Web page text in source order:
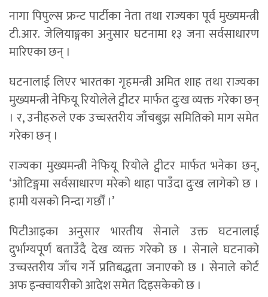
नागा पिपुल्स फ्रन्ट पार्टीका नेता तथा राज्यका पूर्व मुख्यमन्त्री
टी.आर. जेलियाङ्गका अनुसार घटनामा १३ जना सर्वसाधारण
मारिएका छन् ।
घटनालाई लिएर भारतका गृहमन्त्री अमित शाह तथा राज्यका
मुख्यमन्त्री नेफियू रियोलेले ट्वीटर मार्फत दुःख व्यक्त गरेका छन्
। र, उनीहरुले एक उच्चस्तरीय जाँचबुझ समितिको माग समेत
गरेका छन् ।
राज्यका मुख्यमन्त्री नेफियू रियोले ट्वीटर मार्फत भनेका छन्,
‘ओटिङ्गमा सर्वसाधारण मरेको थाहा पाउँदा दुःख लागेको छ ।
हामी यसको निन्दा गर्छौं ।’
पिटीआइका अनुसार भारतीय सेनाले उक्त घटनालाई
दुर्भाग्यपूर्ण बताउँदै देख व्यक्त गरेको छ । सेनाले घटनाको
उच्चस्तरीय जाँच गर्ने प्रतिबद्धता जनाएको छ । सेनाले कोर्ट
अफ इन्क्वायरीको आदेश समेत दिइसकेको छ ।